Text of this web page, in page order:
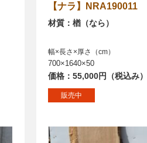
【ナラ】NRA190011
材質：楢（なら）
幅×長さ×厚さ（cm）
700×1640×50
価格：55,000円（税込み）
販売中